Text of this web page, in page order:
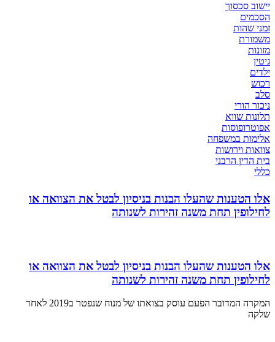
יישוב סכסוך
הסכמים
זמני שהות
משמורת
מזונות
גיטין
ילדים
רכוש
סלב
ניכור הורי
תלונות שווא
אפוטרופוסות
אלימות במשפחה
צוואות וירושות
בית הדין הרבני
כללי
אלו הטענות שהעלו הבנות בניסיון לבטל את הצוואה או
לחילופין תחת משנה זהירות לשנותה
אלו הטענות שהעלו הבנות בניסיון לבטל את הצוואה או
לחילופין תחת משנה זהירות לשנותה
המקרה המדובר הפעם עוסק בצואתו של מנוח שנפטר ב2019 לאחר
שלקה